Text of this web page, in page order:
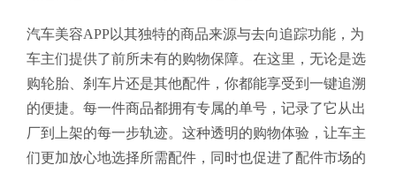
汽车美容APP以其独特的商品来源与去向追踪功能，为
车主们提供了前所未有的购物保障。在这里，无论是选
购轮胎、刹车片还是其他配件，你都能享受到一键追溯
的便捷。每一件商品都拥有专属的单号，记录了它从出
厂到上架的每一步轨迹。这种透明的购物体验，让车主
们更加放心地选择所需配件，同时也促进了配件市场的